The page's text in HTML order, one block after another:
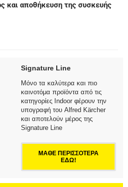
και αποθήκευση της συσκευής
Signature Line
Μόνο τα καλύτερα και πιο
καινοτόμα προϊόντα από τις
κατηγορίες Indoor φέρουν την
υπογραφή του Alfred Kärcher
και αποτελούν μέρος της
Signature Line
ΜΑΘΕ ΠΕΡΙΣΣΟΤΕΡΑ
ΕΔΩ!